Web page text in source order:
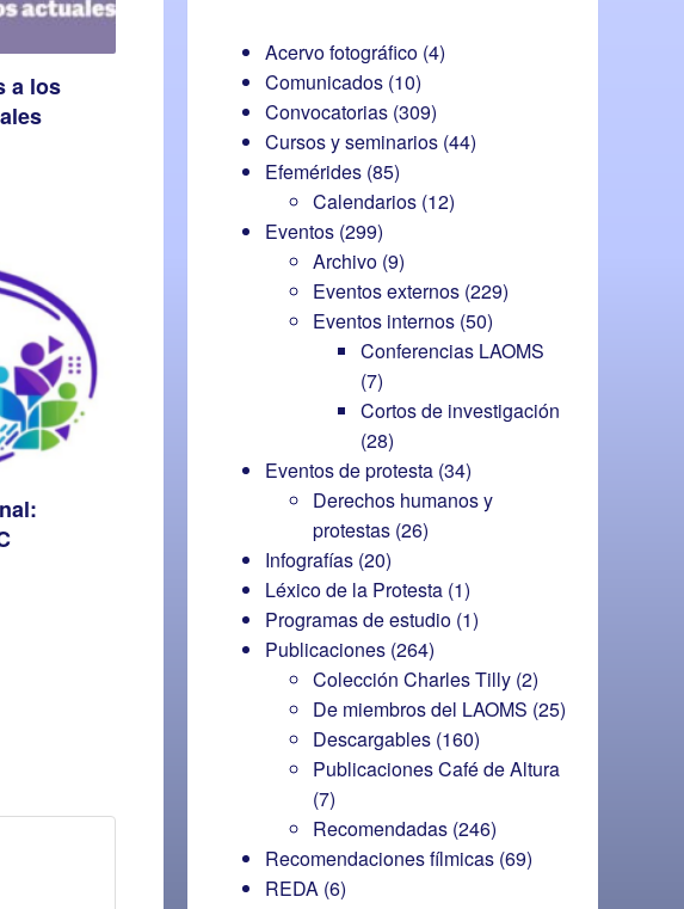
a los
Acervo fotográfico (4)
Comunicados (10)
Convocatorias (309)
Cursos y seminarios (44)
Efemérides (85)
Calendarios (12)
Eventos (299)
Archivo (9)
Eventos externos (229)
Eventos internos (50)
Conferencias LAOMS
(7)
Cortos de investigación
(28)
Eventos de protesta (34)
Derechos humanos y
protestas (26)
Infografías (20)
Léxico de la Protesta (1)
Programas de estudio (1)
Publicaciones (264)
Colección Charles Tilly (2)
De miembros del LAOMS (25)
Descargables (160)
Publicaciones Café de Altura
(7)
Recomendadas (246)
Recomendaciones fílmicas (69)
REDA (6)